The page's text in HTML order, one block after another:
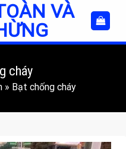
VÀ
cháy
» Bạt chống cháy